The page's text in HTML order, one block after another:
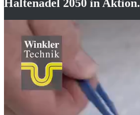
Haltenadel 2050 in Aktion.